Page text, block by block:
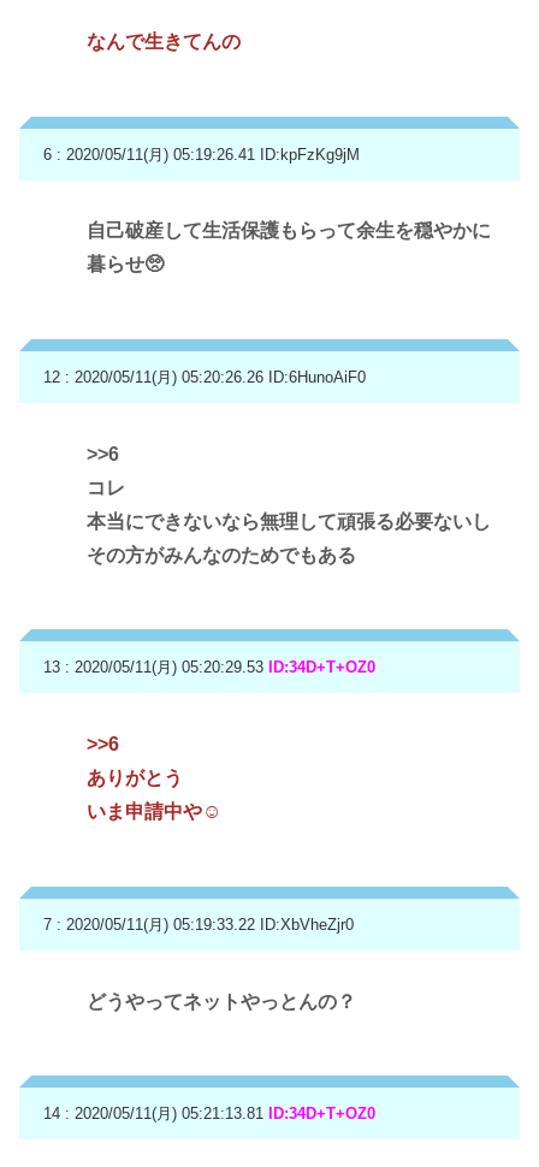
なんで生きてんの
6 : 2020/05/11(月) 05:19:26.41 ID:kpFzKg9jM
自己破産して生活保護もらって余生を穏やかに
暮らせ🥺
12 : 2020/05/11(月) 05:20:26.26 ID:6HunoAiF0
>>6
コレ
本当にできないなら無理して頑張る必要ないし
その方がみんなのためでもある
13 : 2020/05/11(月) 05:20:29.53 ID:34D+T+OZ0
>>6
ありがとう
いま申請中や☺
7 : 2020/05/11(月) 05:19:33.22 ID:XbVheZjr0
どうやってネットやっとんの？
14 : 2020/05/11(月) 05:21:13.81 ID:34D+T+OZ0